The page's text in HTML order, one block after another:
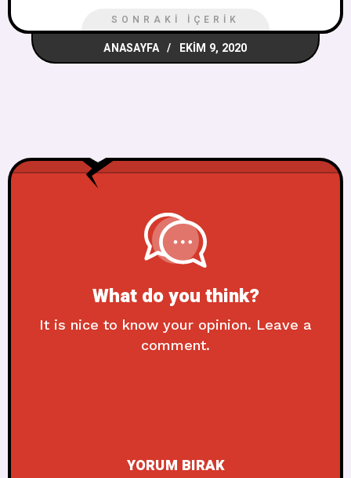
SONRAKI İÇERIK
ANASAYFA EKIM 9, 2020
What do you think?
It is nice to know your opinion. Leave a
comment.
YORUM BIRAK